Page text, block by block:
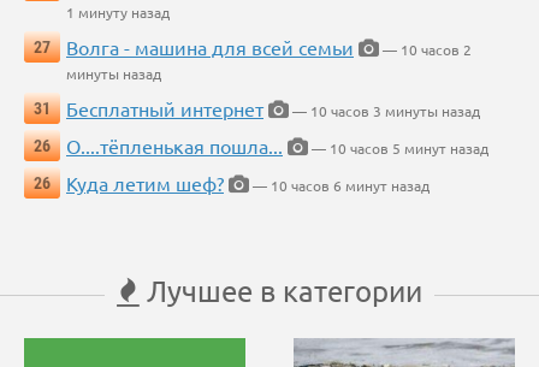
1 минуту назад
27
Волга - машина для всей семьи
— 10 часов 2
минуты назад
31
Бесплатный интернет
— 10 часов 3 минуты назад
26
О....тёпленькая пошла...
— 10 часов 5 минут назад
26
Куда летим шеф? — 10 часов 6 минут назад
Лучшее в категории